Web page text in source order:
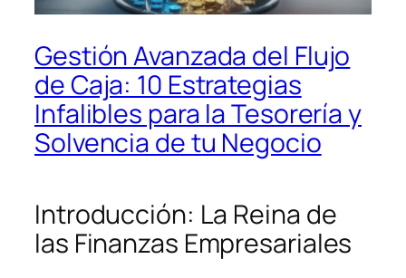
Gestión Avanzada del Flujo
de Caja: 10 Estrategias
Infalibles para la Tesorería y
Solvencia de tu Negocio
Introducción: La Reina de
las Finanzas Empresariales